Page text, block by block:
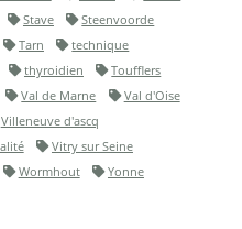
Stave
Steenvoorde
Tarn
technique
thyroidien
Toufflers
Val de Marne
Val d'Oise
Villeneuve d'ascq
Vitry sur Seine
Wormhout
Yonne